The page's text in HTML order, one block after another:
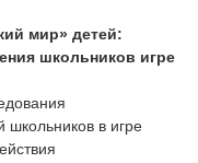
мир» детей:
школьников игре
школьников в игре